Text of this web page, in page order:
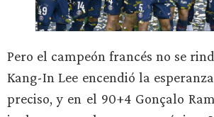
Pero el campeón francés no se
Kang-In Lee encendió la
preciso, y en el 90+4 Gonçalo